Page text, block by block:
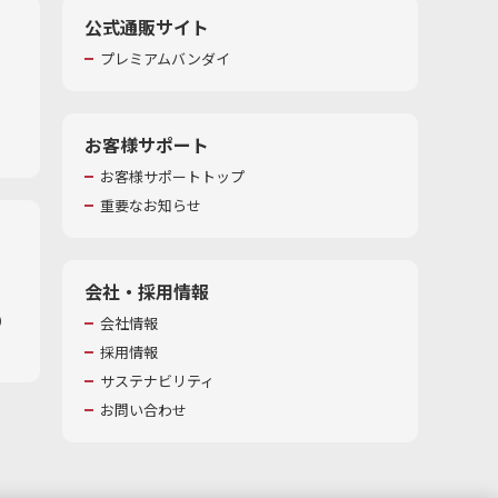
公式通販サイト
プレミアムバンダイ
お客様サポート
お客様サポートトップ
重要なお知らせ
会社・採用情報
会社情報
採用情報
サステナビリティ
お問い合わせ